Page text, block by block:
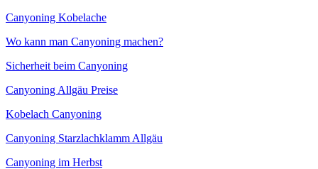
Canyoning Kobelache
Wo kann man Canyoning machen?
Sicherheit beim Canyoning
Canyoning Allgäu Preise
Kobelach Canyoning
Canyoning Starzlachklamm Allgäu
Canyoning im Herbst